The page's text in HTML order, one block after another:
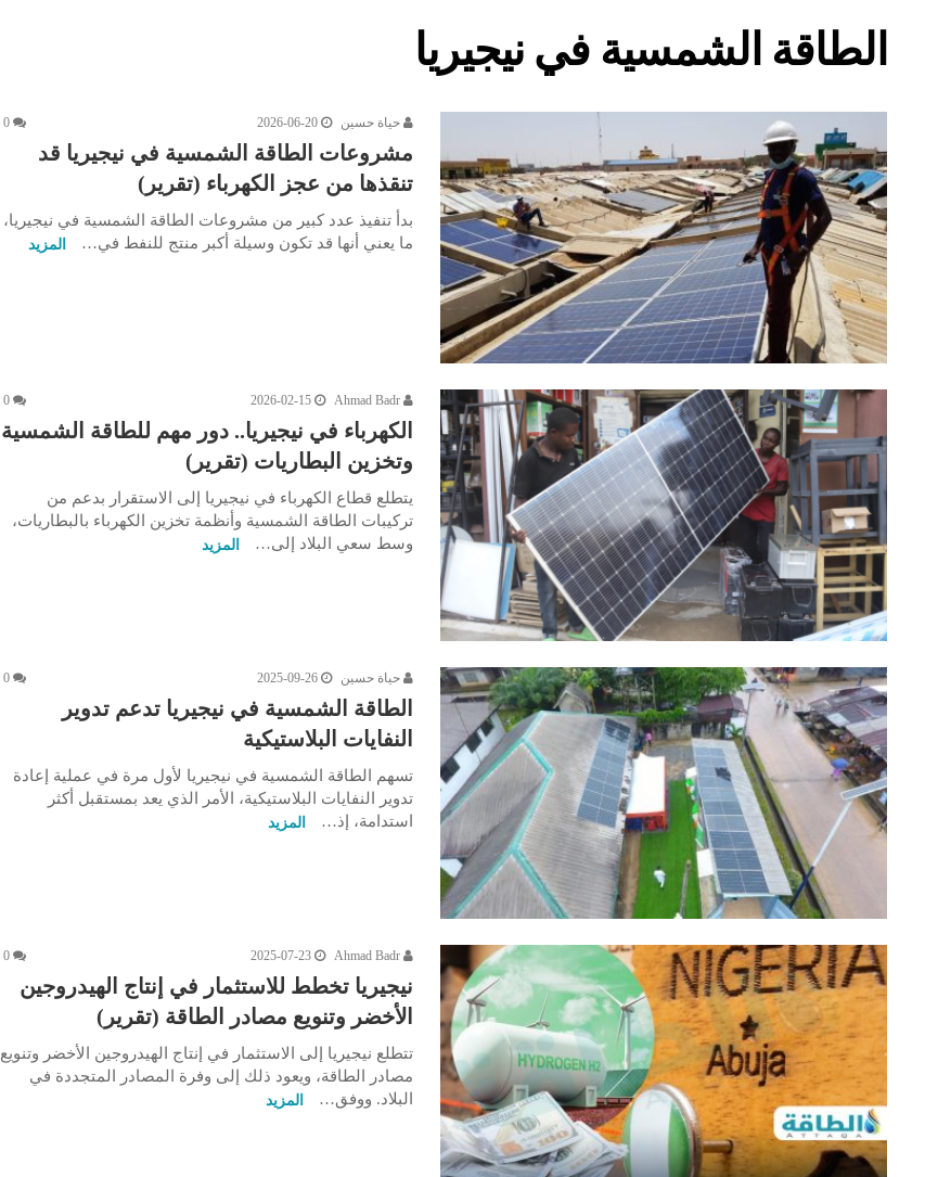
الطاقة الشمسية في نيجيريا
حياة حسين 2026-06-20
0
مشروعات الطاقة الشمسية في نيجيريا قد
تنقذها من عجز الكهرباء (تقرير)
بدأ تنفيذ عدد كبير من مشروعات الطاقة الشمسية في نيجيريا،
ما يعني أنها قد تكون وسيلة أكبر منتج للنفط في…
المزيد
Ahmad Badr
2026-02-15
0
الكهرباء في نيجيريا.. دور مهم للطاقة الشمسية
وتخزين البطاريات (تقرير)
يتطلع قطاع الكهرباء في نيجيريا إلى الاستقرار بدعم من
تركيبات الطاقة الشمسية وأنظمة تخزين الكهرباء بالبطاريات،
وسط سعي البلاد إلى…
المزيد
حياة حسين 2025-09-26
0
الطاقة الشمسية في نيجيريا تدعم تدوير
النفايات البلاستيكية
تسهم الطاقة الشمسية في نيجيريا لأول مرة في عملية إعادة
تدوير النفايات البلاستيكية، الأمر الذي يعد بمستقبل أكثر
استدامة، إذ…
المزيد
Ahmad Badr
2025-07-23
0
نيجيريا تخطط للاستثمار في إنتاج الهيدروجين
الأخضر وتنويع مصادر الطاقة (تقرير)
تتطلع نيجيريا إلى الاستثمار في إنتاج الهيدروجين الأخضر وتنويع
مصادر الطاقة، ويعود ذلك إلى وفرة المصادر المتجددة في
البلاد. ووفق…
المزيد